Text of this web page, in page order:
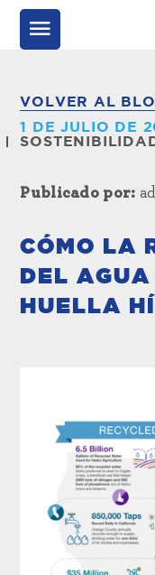
VOLVER AL
1 DE JULIO DE
Publicado por:
CÓMO LA
DEL
HUELLA